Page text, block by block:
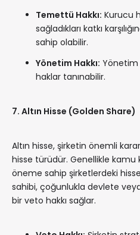
Temettü Hakkı: Kurucu
sağladıkları katkı
sahip olabilir.
Yönetim Hakkı: Yönetim
haklar tanınabilir.
7. Altın Hisse (Golden Share)
Altın hisse, şirketin önemli
hisse türüdür. Genellikle
öneme sahip şirketlerdeki
sahibi, çoğunlukla devlete
bir veto hakkı sağlar.